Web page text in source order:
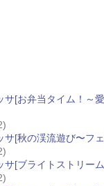
サ[お弁当タイム！～
サ[秋の渓流遊び〜フ
サ[ブライトストリー